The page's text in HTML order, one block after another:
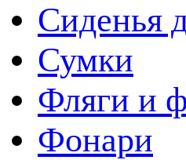
Сиденья
Сумки
Фляги и
Фонари